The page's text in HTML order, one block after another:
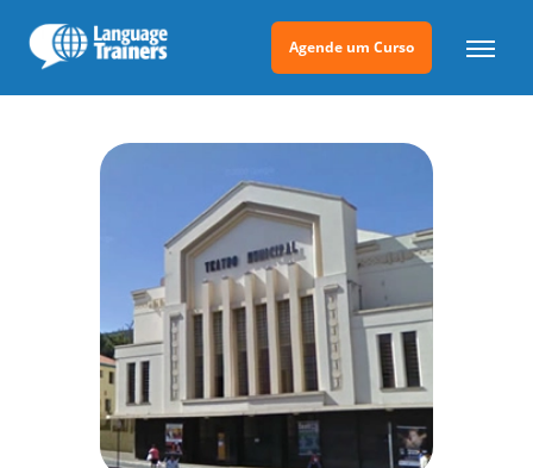
Agende um Curso